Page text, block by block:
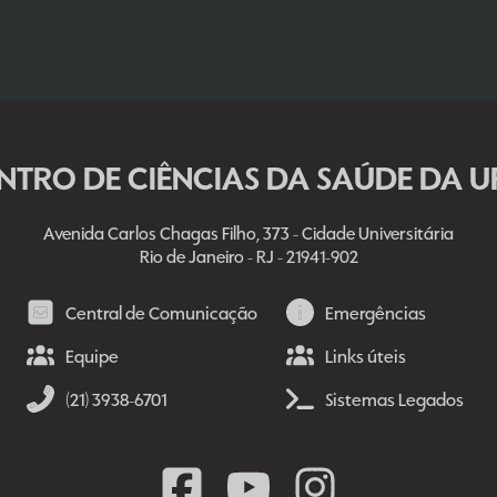
DE CIÊNCIAS DA SAÚDE DA
Avenida Carlos Chagas Filho, 373 - Cidade Universitária
Rio de Janeiro - RJ - 21941-902
Central de Comunicação
Equipe
(21) 3938-6701
Emergências
Links úteis
Sistemas Legados